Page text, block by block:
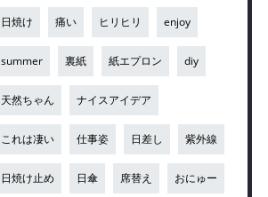
日焼け 痛い ヒリヒリ enjoy
summer 裏紙 紙エプロン diy
天然ちゃん ナイスアイデア
これは凄い 仕事姿 日差し 紫外線
日焼け止め 日傘 席替え おにゅー